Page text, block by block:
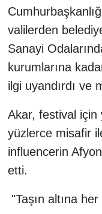
valilerden
Sanayi
kurumlarına
ilgi uyandırdı ve
Akar, festival için
yüzlerce misafir
influencerin
etti.
"Taşın altına